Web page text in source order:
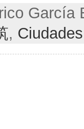
García
, Ciudades